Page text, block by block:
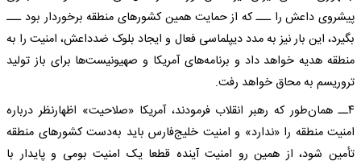
پیشروی داعش را ـــ‌ که از حمایت همین کشورهای منطقه برخوردار بود ـــ‌
بگیرد، این بار نیز به مدد دیپلماسی فعال و ایجاد بلوک ضدداعش، امنیت را به
منطقه هدیه خواهد داد و برنامه‌های آمریکا و صهیونیست‌ها برای باز تولید
تروریسم به محاق خواهد رفت.
۴ــ همان‌طور که رهبر انقلاب فرمودند، آمریکا «صلاحیت» اظهارنظر درباره
امنیت منطقه را «ندارد» و امنیت خلیج‌فارس باید به‌دست کشورهای منطقه
تأمین شود، از همین رو امنیت آینده قطعا یک امنیت بومی و پایدار با